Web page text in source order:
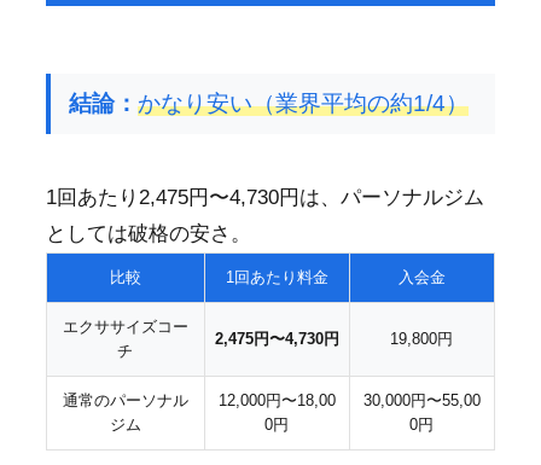
結論： かなり安い（業界平均の約1/4）
1回あたり2,475円〜4,730円は、パーソナルジム
としては破格の安さ。
比較 1回あたり料金 入会金
エクササイズコー
チ
2,475円〜4,730円 19,800円
通常のパーソナル
ジム
12,000円〜18,00
0円
30,000円〜55,00
0円